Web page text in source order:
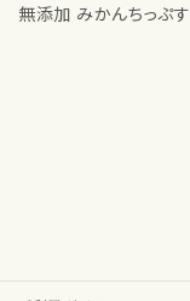
無添加 みかんちっぷす